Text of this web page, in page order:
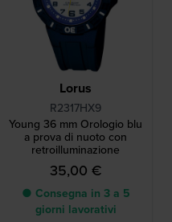
Lorus
R2317HX9
Young 36 mm Orologio blu
a prova di nuoto con
retroilluminazione
35,00 €
● Consegna in 3 a 5
giorni lavorativi